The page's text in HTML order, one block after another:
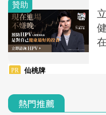
熱門推薦